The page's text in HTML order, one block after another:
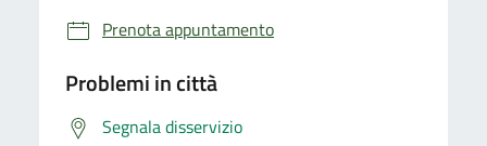
Prenota appuntamento
Problemi in città
Segnala disservizio